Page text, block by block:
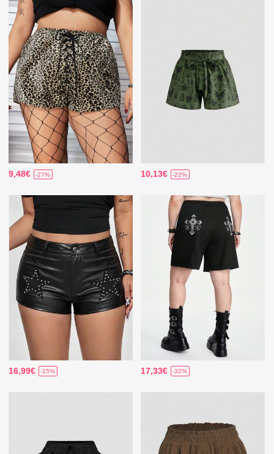
9,48€ -27% 10,13€ -22%
16,99€ -15% 17,33€ -32%